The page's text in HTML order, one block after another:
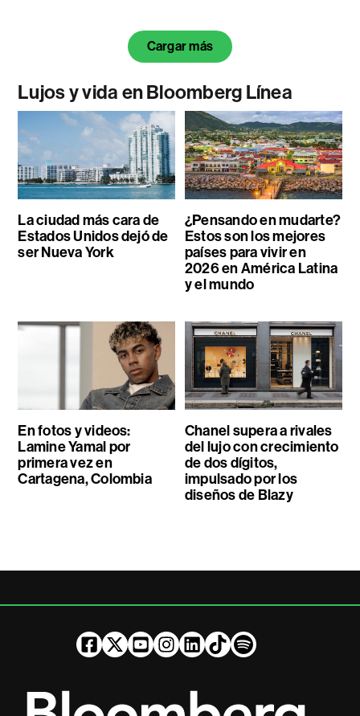
Cargar más
Lujos y vida en Bloomberg Línea
La ciudad más cara de
Estados Unidos dejó de
ser Nueva York
¿Pensando en mudarte?
Estos son los mejores
países para vivir en
2026 en América Latina
y el mundo
En fotos y videos:
Lamine Yamal por
primera vez en
Cartagena, Colombia
Chanel supera a rivales
del lujo con crecimiento
de dos dígitos,
impulsado por los
diseños de Blazy